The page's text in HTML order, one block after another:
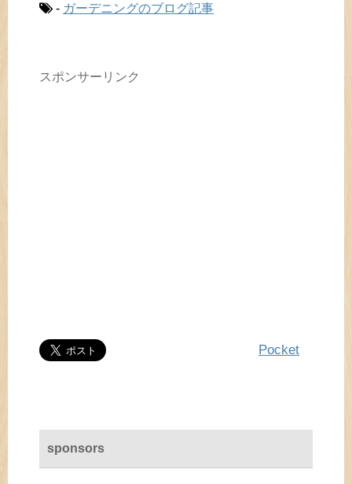
- ガーデニングのブログ記事
スポンサーリンク
Pocket
sponsors